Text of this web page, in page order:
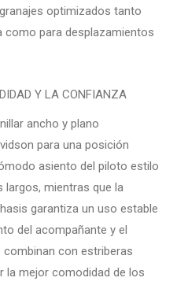
optimizados tanto
para desplazamientos
Y LA CONFIANZA
ancho y plano
para una posición
asiento del piloto estilo
largos, mientras que la
garantiza un uso estable
del acompañante y el
con estriberas
la mejor comodidad de los